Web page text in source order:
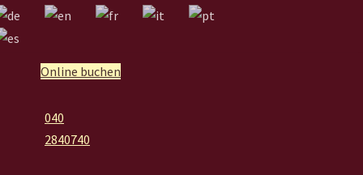
Online buchen
040
2840740